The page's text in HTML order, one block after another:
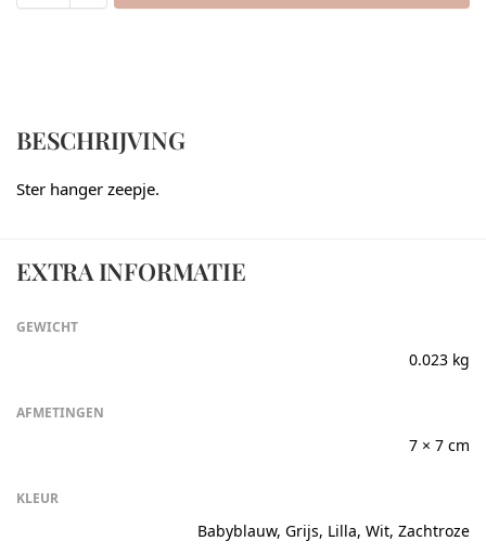
BESCHRIJVING
Ster hanger zeepje.
EXTRA INFORMATIE
GEWICHT
0.023 kg
AFMETINGEN
7 × 7 cm
KLEUR
Babyblauw, Grijs, Lilla, Wit, Zachtroze